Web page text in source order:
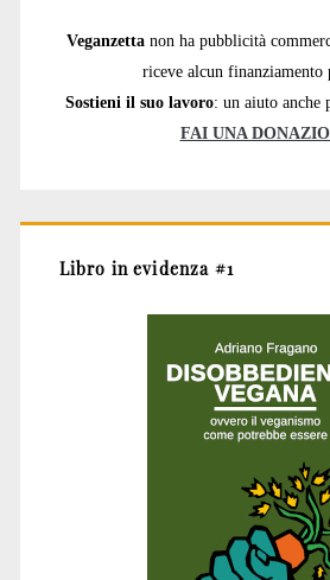
Veganzetta non ha pubblicità
riceve alcun finanziamento
Sostieni il suo lavoro: un aiuto anche
FAI UNA
Libro in evidenza #1